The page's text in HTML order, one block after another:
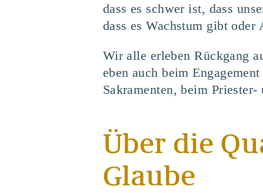
dass es schwer ist, dass
dass es Wachstum gibt oder
Wir alle erleben Rückgang
eben auch beim
Sakramenten, beim
Über die
Glaube